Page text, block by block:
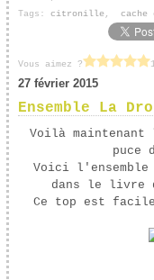
Tags: citronille , cache
Vous aimez ?
27 février 2015
Ensemble La
Voilà
puce
Voici l'ensemble
dans le livre
Ce top est